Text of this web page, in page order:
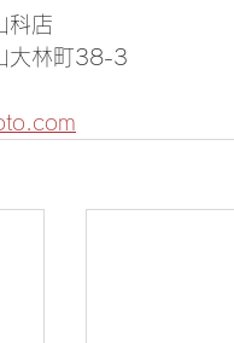
科店
大林町38-3